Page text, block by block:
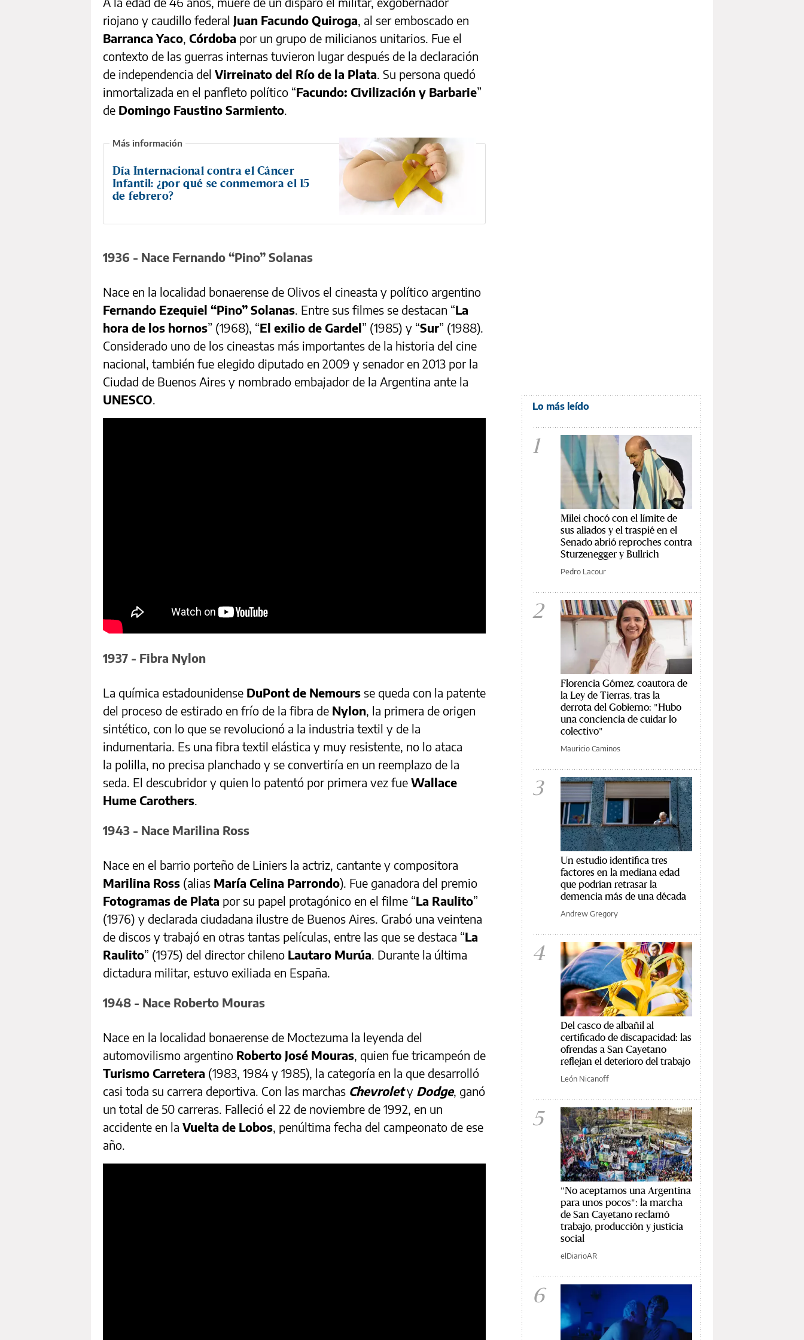
riojano y caudillo federal Juan Facundo Quiroga, al ser emboscado en
Barranca Yaco, Córdoba por un grupo de milicianos unitarios. Fue el
contexto de las guerras internas tuvieron lugar después de la declaración
de independencia del Virreinato del Río de la Plata. Su persona quedó
inmortalizada en el panfleto político “Facundo: Civilización y Barbarie”
de Domingo Faustino Sarmiento.
Día Internacional contra el Cáncer
Infantil: ¿por qué se conmemora el 15
de febrero?
1936 - Nace Fernando “Pino” Solanas
Nace en la localidad bonaerense de Olivos el cineasta y político argentino
Fernando Ezequiel “Pino” Solanas. Entre sus filmes se destacan “La
hora de los hornos” (1968), “El exilio de Gardel” (1985) y “Sur” (1988).
Considerado uno de los cineastas más importantes de la historia del cine
nacional, también fue elegido diputado en 2009 y senador en 2013 por la
Ciudad de Buenos Aires y nombrado embajador de la Argentina ante la
UNESCO.
1937 - Fibra Nylon
La química estadounidense DuPont de Nemours se queda con la patente
del proceso de estirado en frío de la fibra de Nylon, la primera de origen
sintético, con lo que se revolucionó a la industria textil y de la
indumentaria. Es una fibra textil elástica y muy resistente, no lo ataca
la polilla, no precisa planchado y se convertiría en un reemplazo de la
seda. El descubridor y quien lo patentó por primera vez fue Wallace
Hume Carothers.
1943 - Nace Marilina Ross
Nace en el barrio porteño de Liniers la actriz, cantante y compositora
Marilina Ross (alias María Celina Parrondo). Fue ganadora del premio
Fotogramas de Plata por su papel protagónico en el filme “La Raulito”
(1976) y declarada ciudadana ilustre de Buenos Aires. Grabó una veintena
de discos y trabajó en otras tantas películas, entre las que se destaca “La
Raulito” (1975) del director chileno Lautaro Murúa. Durante la última
dictadura militar, estuvo exiliada en España.
1948 - Nace Roberto Mouras
Nace en la localidad bonaerense de Moctezuma la leyenda del
automovilismo argentino Roberto José Mouras, quien fue tricampeón de
Turismo Carretera (1983, 1984 y 1985), la categoría en la que desarrolló
casi toda su carrera deportiva. Con las marchas Chevrolety Dodge, ganó
un total de 50 carreras. Falleció el 22 de noviembre de 1992, en un
accidente en la Vuelta de Lobos, penúltima fecha del campeonato de ese
año.
Lo más leído
1
Milei chocó con el límite de
sus aliados y el traspié en el
Senado abrió reproches contra
Sturzenegger y Bullrich
Pedro Lacour
2
Florencia Gómez, coautora de
la Ley de Tierras, tras la
derrota del Gobierno: "Hubo
una conciencia de cuidar lo
colectivo"
Mauricio Caminos
3
Un estudio identifica tres
factores en la mediana edad
que podrían retrasar la
demencia más de una década
Andrew Gregory
4
Del casco de albañil al
certificado de discapacidad: las
ofrendas a San Cayetano
reflejan el deterioro del trabajo
León Nicanoff
5
"No aceptamos una Argentina
para unos pocos": la marcha
de San Cayetano reclamó
trabajo, producción y justicia
social
elDiarioAR
6